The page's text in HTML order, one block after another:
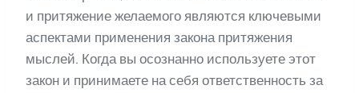
и притяжение желаемого являются ключевыми
аспектами применения закона притяжения
мыслей. Когда вы осознанно используете этот
закон и принимаете на себя ответственность за